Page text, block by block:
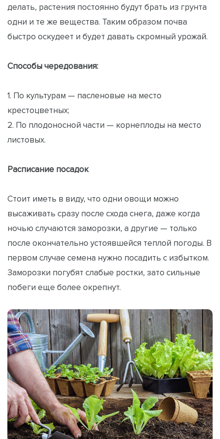
делать, растения постоянно будут брать из грунта
одни и те же вещества. Таким образом почва
быстро оскудеет и будет давать скромный урожай.
Способы чередования:
1. По культурам — пасленовые на место
крестоцветных;
2. По плодоносной части — корнеплоды на место
листовых.
Расписание посадок
Стоит иметь в виду, что одни овощи можно
высаживать сразу после схода снега, даже когда
ночью случаются заморозки, а другие — только
после окончательно устоявшейся теплой погоды. В
первом случае семена нужно посадить с избытком.
Заморозки погубят слабые ростки, зато сильные
побеги еще более окрепнут.